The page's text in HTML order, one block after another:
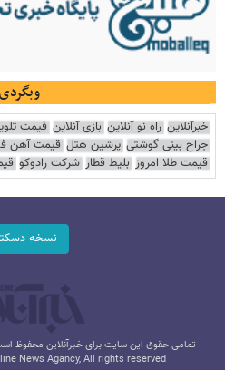
وبگردی
خبرآنلاین راه نو آنلاین بازی آنلاین قیمت
جراح بینی گوشتی پرشین هتل قیمت آهن
قیمت طلا امروز بلیط قطار شرکت رادوکو
نسخه
تمامی حقوق این سایت برای خبرآنلاین محفوظ
News Agancy, All rights reserved